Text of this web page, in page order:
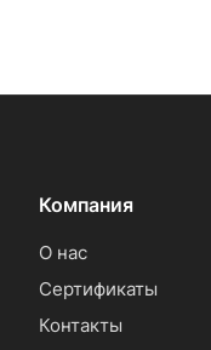
Компания
О нас
Сертификаты
Контакты